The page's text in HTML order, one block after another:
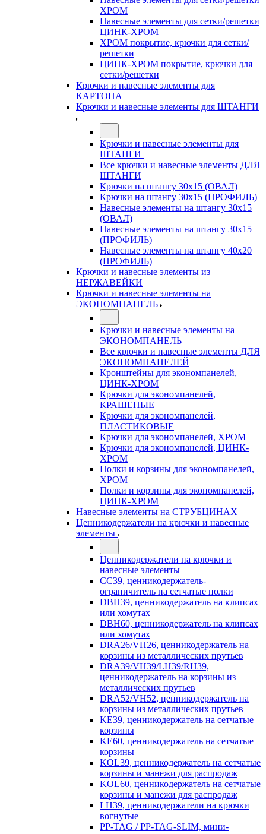
ХРОМ
Навесные элементы для сетки/решетки
ЦИНК-ХРОМ
ХРОМ покрытие, крючки для сетки/
решетки
ЦИНК-ХРОМ покрытие, крючки для
сетки/решетки
Крючки и навесные элементы для
КАРТОНА
Крючки и навесные элементы для ШТАНГИ
Крючки и навесные элементы для
ШТАНГИ
Все крючки и навесные элементы ДЛЯ
ШТАНГИ
Крючки на штангу 30х15 (ОВАЛ)
Крючки на штангу 30х15 (ПРОФИЛЬ)
Навесные элементы на штангу 30х15
(ОВАЛ)
Навесные элементы на штангу 30х15
(ПРОФИЛЬ)
Навесные элементы на штангу 40х20
(ПРОФИЛЬ)
Крючки и навесные элементы из
НЕРЖАВЕЙКИ
Крючки и навесные элементы на
ЭКОНОМПАНЕЛЬ
Крючки и навесные элементы на
ЭКОНОМПАНЕЛЬ
Все крючки и навесные элементы ДЛЯ
ЭКОНОМПАНЕЛЕЙ
Кронштейны для экономпанелей,
ЦИНК-ХРОМ
Крючки для экономпанелей,
КРАШЕНЫЕ
Крючки для экономпанелей,
ПЛАСТИКОВЫЕ
Крючки для экономпанелей, ХРОМ
Крючки для экономпанелей, ЦИНК-
ХРОМ
Полки и корзины для экономпанелей,
ХРОМ
Полки и корзины для экономпанелей,
ЦИНК-ХРОМ
Навесные элементы на СТРУБЦИНАХ
Ценникодержатели на крючки и навесные
элементы
Ценникодержатели на крючки и
навесные элементы
CC39, ценникодержатель-
ограничитель на сетчатые полки
DBH39, ценникодержатель на клипсах
или хомутах
DBH60, ценникодержатель на клипсах
или хомутах
DRA26/VH26, ценникодержатель на
корзины из металлических прутьев
DRA39/VH39/LH39/RH39,
ценникодержатель на корзины из
металлических прутьев
DRA52/VH52, ценникодержатель на
корзины из металлических прутьев
KE39, ценникодержатель на сетчатые
корзины
KE60, ценникодержатель на сетчатые
корзины
KOL39, ценникодержатель на сетчатые
корзины и манежи для распродаж
KOL60, ценникодержатель на сетчатые
корзины и манежи для распродаж
LH39, ценникодержатели на крючки
вогнутые
PP-TAG / PP-TAG-SLIM, мини-